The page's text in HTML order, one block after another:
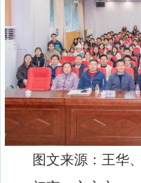
图文来源： 王华